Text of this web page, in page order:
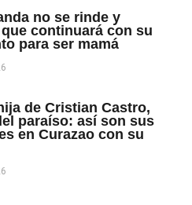
no se rinde y
continuará con su
para ser mamá
de Cristian Castro,
paraíso: así son sus
en Curazao con su